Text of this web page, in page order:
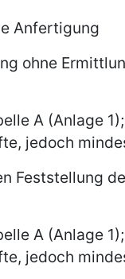
Anfertigung
ohne
A (Anlage
jedoch
Feststellung
A (Anlage
jedoch